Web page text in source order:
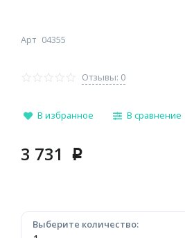
Арт 04355
Отзывы: 0
В избранное В сравнение
3 731 p
Выберите количество: